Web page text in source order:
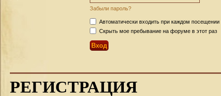
Забыли пароль?
Автоматически входить при каждом посещении
Скрыть мое пребывание на форуме в этот раз
РЕГИСТРАЦИЯ